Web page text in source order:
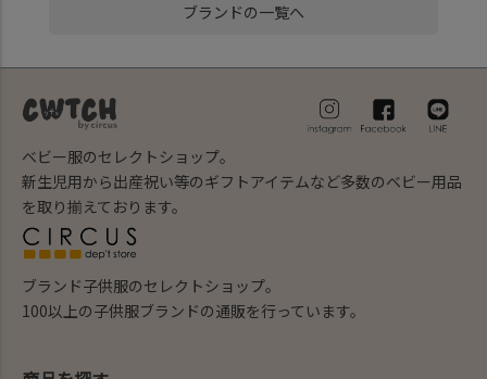
ブランドの一覧へ
ベビー服のセレクトショップ。
新生児用から出産祝い等のギフトアイテムなど多数のベビー用品
を取り揃えております。
ブランド子供服のセレクトショップ。
100以上の子供服ブランドの通販を行っています。